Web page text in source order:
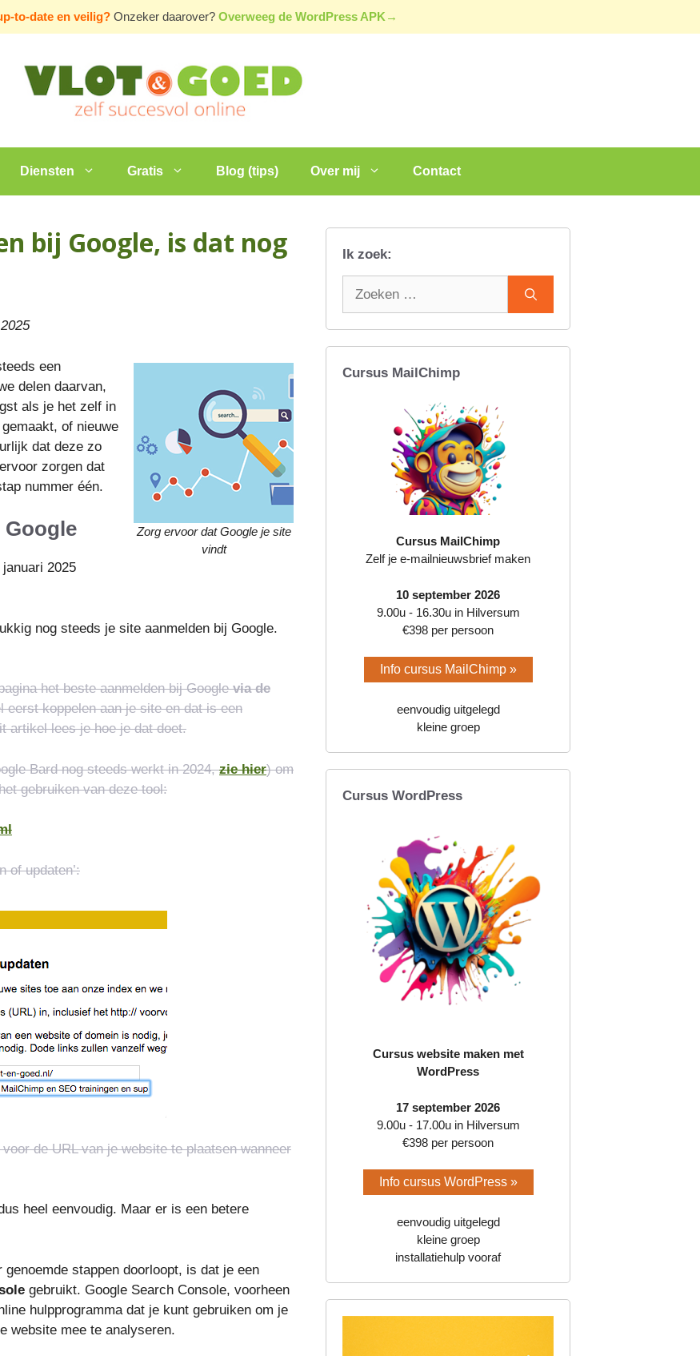
to-date en veilig? Onzeker daarover? Overweeg de WordPress APK→
Diensten Gratis Blog (tips) Over mij Contact
bij Google, is dat nog
Zorg ervoor dat Google je site
vindt
een
delen daarvan,
als je het zelf in
of nieuwe
dat deze zo
zorgen dat
nummer één.
Google
2025
nog steeds je site aanmelden bij Google.
het beste aanmelden bij Googlevia de
eerst koppelen aan je site en dat is een
artikel lees je hoe je dat doet.
Bard nog steeds werkt in 2024,zie hier) om
gebruiken van deze tool:
of updaten’:
voor de URL van je website te plaatsen wanneer
heel eenvoudig. Maar er is een betere
stappen doorloopt, is dat je een
gebruikt. Google Search Console, voorheen
hulpprogramma dat je kunt gebruiken om je
website mee te analyseren.
Ik zoek:
Cursus MailChimp
Cursus MailChimp
Zelf je e-mailnieuwsbrief maken
10 september 2026
9.00u - 16.30u in Hilversum
€398 per persoon
Info cursus MailChimp »
eenvoudig uitgelegd
kleine groep
Cursus WordPress
Cursus website maken met
WordPress
17 september 2026
9.00u - 17.00u in Hilversum
€398 per persoon
Info cursus WordPress »
eenvoudig uitgelegd
kleine groep
installatiehulp vooraf